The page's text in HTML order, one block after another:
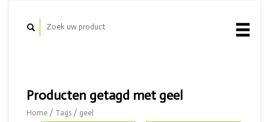
Producten getagd met geel
Home / Tags / geel